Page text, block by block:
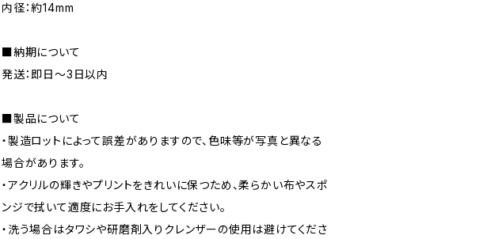
内径：約14mm
■納期について
発送：即日～3日以内
■製品について
・製造ロットによって誤差がありますので、色味等が写真と異なる
場合があります。
・アクリルの輝きやプリントをきれいに保つため、柔らかい布やスポ
ンジで拭いて適度にお手入れをしてください。
・洗う場合はタワシや研磨剤入りクレンザーの使用は避けてくださ